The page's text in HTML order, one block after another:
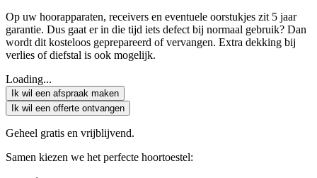
Op uw hoorapparaten, receivers en eventuele oorstukjes zit 5 jaar
garantie. Dus gaat er in die tijd iets defect bij normaal gebruik? Dan
wordt dit kosteloos geprepareerd of vervangen. Extra dekking bij
verlies of diefstal is ook mogelijk.
Loading...
Ik wil een afspraak maken
Ik wil een offerte ontvangen
Geheel gratis en vrijblijvend.
Samen kiezen we het perfecte hoortoestel: